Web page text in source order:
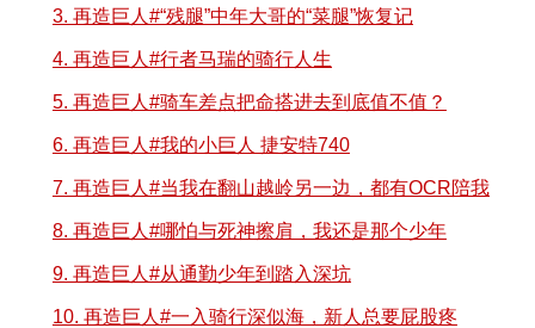
3. 再造巨人#“残腿”中年大哥的“菜腿”恢复记
4. 再造巨人#行者马瑞的骑行人生
5. 再造巨人#骑车差点把命搭进去到底值不值？
6. 再造巨人#我的小巨人 捷安特740
7. 再造巨人#当我在翻山越岭另一边，都有OCR陪我
8. 再造巨人#哪怕与死神擦肩，我还是那个少年
9. 再造巨人#从通勤少年到踏入深坑
10. 再造巨人#一入骑行深似海，新人总要屁股疼